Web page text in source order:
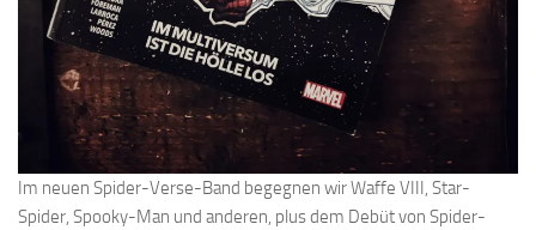
Im neuen Spider-Verse-Band begegnen wir Waffe VIII, Star-
Spider, Spooky-Man und anderen, plus dem Debüt von Spider-